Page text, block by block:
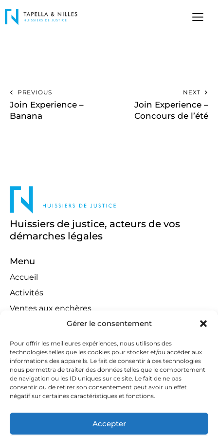
Gérer le consentement
Pour offrir les meilleures expériences, nous utilisons des
technologies telles que les cookies pour stocker et/ou accéder aux
informations des appareils. Le fait de consentir à ces technologies
nous permettra de traiter des données telles que le comportement
de navigation ou les ID uniques sur ce site. Le fait de ne pas
consentir ou de retirer son consentement peut avoir un effet
négatif sur certaines caractéristiques et fonctions.
Accepter
PREVIOUS
Join Experience –
Banana
NEXT
Join Experience –
Concours de l’été
Huissiers de justice, acteurs de vos
démarches légales
Menu
Accueil
Activités
Ventes aux enchères
Compétences territoriales
Jeux concours
Liens
Contact
Contactez-nous
huissiers@tapella-nilles.lu